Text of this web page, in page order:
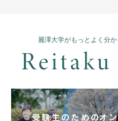
麗澤大学がもっとよく分